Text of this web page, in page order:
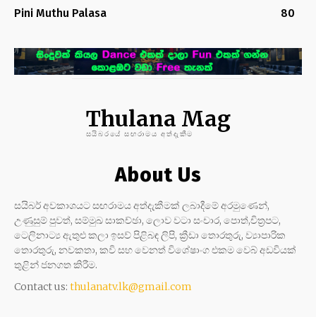
Pini Muthu Palasa
80
Thulana Mag
සයිබරයේ සඟරාමය අත්දැකීම
About Us
සයිබර් අවකාශයට සඟරාමය අත්දැකීමක් ලබාදීමේ අරමුණෙන්,
උණුසුම් පුවත්, සම්මුඛ සාකච්ඡා, ලොව වටා සංචාර, පොත්,චිත්‍රපට,
ටෙලිනාට්‍ය ඇතුළු කලා ඉසව් පිළිබඳ ලිපි, ක්‍රීඩා තොරතුරු, ව්‍යාපාරික
තොරතුරු, නවකතා, කවි සහ වෙනත් විශේෂාංග එකම වෙබ් අඩවියක්
තුළින් ජනගත කිරීම.
Contact us: thulanatv.lk@gmail.com